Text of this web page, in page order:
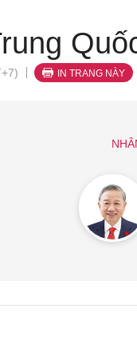
IN TRANG NÀY